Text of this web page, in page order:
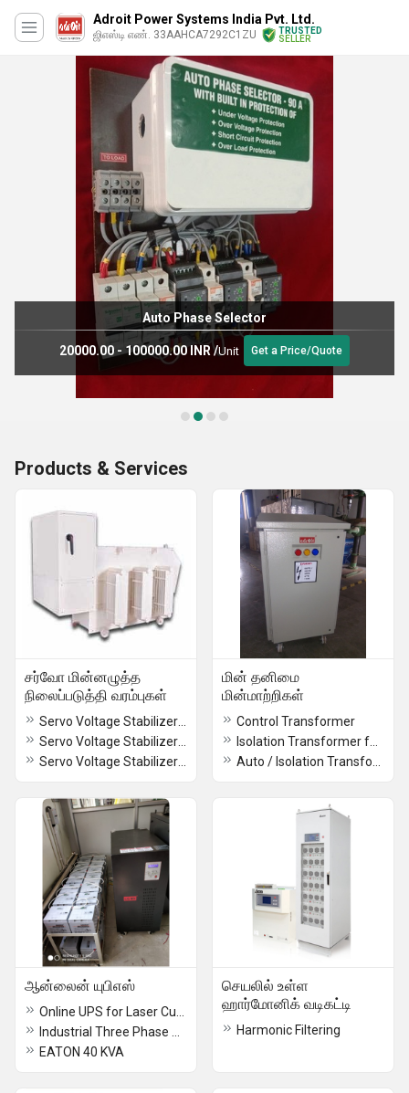
Adroit Power Systems India Pvt. Ltd.
ஜிஎஸ்டி எண். 33AAHCA7292C1ZU
TRUSTED
SELLER
Auto Phase Selector
20000.00 - 100000.00 INR/Unit Get a Price/Quote
Products & Services
சர்வோ மின்னழுத்த
நிலைப்படுத்தி வரம்புகள்
மின் தனிமை
மின்மாற்றிகள்
Control Transformer
ஆன்லைன் யுபிஎஸ்
EATON 40 KVA
செயலில் உள்ள
ஹார்மோனிக் வடிகட்டி
Harmonic Filtering